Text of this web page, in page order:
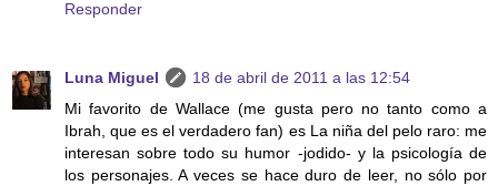
Responder
Luna Miguel
18 de abril de 2011 a las 12:54
Mi favorito de Wallace (me gusta pero no tanto como a
Ibrah, que es el verdadero fan) es La niña del pelo raro: me
interesan sobre todo su humor -jodido- y la psicología de
los personajes. A veces se hace duro de leer, no sólo por